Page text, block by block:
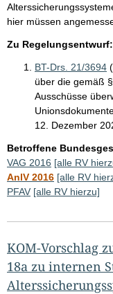
hier müssen
Zu Regelungsentwurf:
BT-Drs. 21/3694 (
über die gemäß
Ausschüsse
12. Dezember
Betroffene
VAG 2016 [alle RV
AnlV 2016 [alle RV
PFAV [alle RV hierzu]
KOM-Vorschlag
18a zu internen